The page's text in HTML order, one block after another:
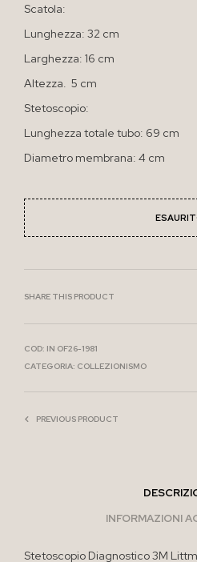
Scatola:
Lunghezza: 32 cm
Larghezza: 16 cm
Altezza. 5 cm
Stetoscopio:
Lunghezza totale tubo: 69 cm
Diametro membrana: 4 cm
SHARE THIS PRODUCT
COD: IN OF26-1981
CATEGORIA: COLLEZIONISMO
PREVIOUS PRODUCT
INFORMAZIONI
Stetoscopio Diagnostico 3M